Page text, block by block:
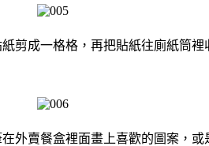
剪成一格格，再把貼紙往廁紙筒
外賣餐盒裡面畫上喜歡的圖案，